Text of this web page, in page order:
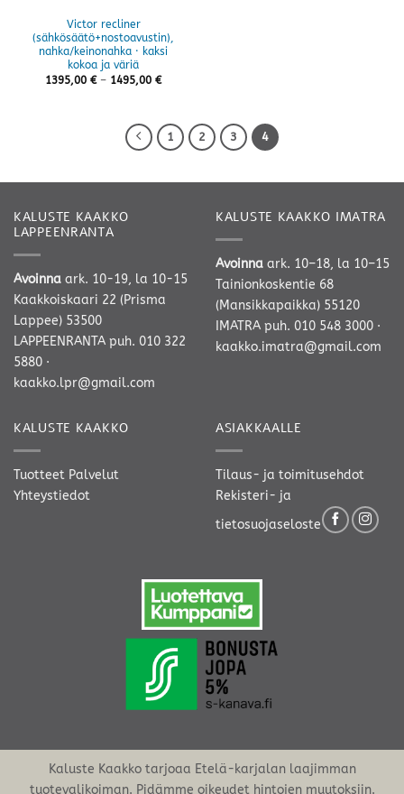
Victor recliner
(sähkösäätö+nostoavustin),
nahka/keinonahka · kaksi
kokoa ja väriä
1395,00 € – 1495,00 €Hintaluokka:
1 2 3 4
KALUSTE KAAKKO
LAPPEENRANTA
Avoinna ark. 10-19, la 10-15
Kaakkoiskaari 22 (Prisma
Lappee) 53500
LAPPEENRANTA puh. 010 322
5880 ·
kaakko.lpr@gmail.com
KALUSTE KAAKKO IMATRA
Avoinna ark. 10–18, la 10–15
Tainionkoskentie 68
(Mansikkapaikka) 55120
IMATRA puh. 010 548 3000 ·
kaakko.imatra@gmail.com
KALUSTE KAAKKO
Tuotteet Palvelut
Yhteystiedot
ASIAKKAALLE
Tilaus- ja toimitusehdot
Rekisteri- ja
tietosuojaseloste
Kaluste Kaakko tarjoaa Etelä-karjalan laajimman
tuotevalikoiman. Pidämme oikeudet hintojen muutoksiin.